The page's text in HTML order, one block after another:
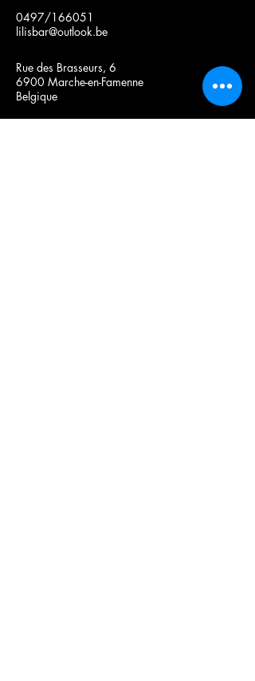
0497/166051
lilisbar@outlook.be
Rue des Brasseurs, 6
6900 Marche-en-Famenne
Belgique